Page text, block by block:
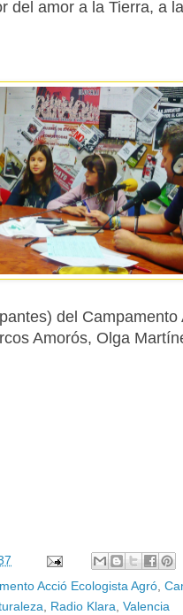
del amor a la Tierra, a
del
Amorós, Olga
Acció Ecologista Agró,
, Radio Klara, Valencia